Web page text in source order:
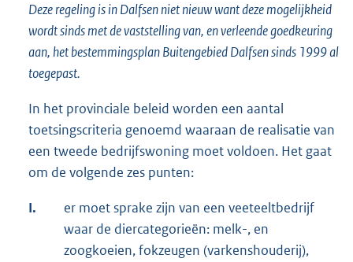
Deze regeling is in Dalfsen niet nieuw want deze mogelijkheid
wordt sinds met de vaststelling van, en verleende goedkeuring
aan, het bestemmingsplan Buitengebied Dalfsen sinds 1999 al
toegepast.
In het provinciale beleid worden een aantal
toetsingscriteria genoemd waaraan de realisatie van
een tweede bedrijfswoning moet voldoen. Het gaat
om de volgende zes punten:
I.
er moet sprake zijn van een veeteeltbedrijf
waar de diercategorieën: melk-, en
zoogkoeien, fokzeugen (varkenshouderij),